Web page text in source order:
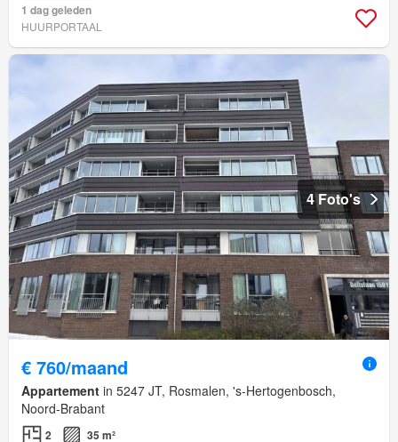
1 dag geleden
HUURPORTAAL
4 Foto's
€ 760/maand
Appartement in 5247 JT, Rosmalen, 's-Hertogenbosch,
Noord-Brabant
2 35 m²